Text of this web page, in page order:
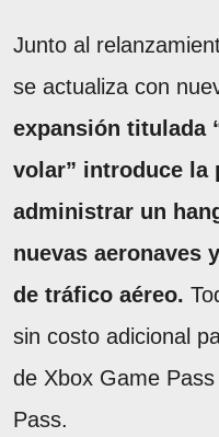
Junto al
se actualiza con
expansión titulada
volar” introduce la
administrar un
nuevas aeronaves
de tráfico aéreo.
sin costo adicional
de Xbox Game
Pass.